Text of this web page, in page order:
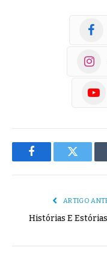
FacebookTwitter
ARTIGO
Histórias E